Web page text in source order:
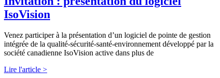
IsoVision
Venez participer à la présentation d’un logiciel de pointe de gestion
intégrée de la qualité-sécurité-santé-environnement développé par la
société canadienne IsoVision active dans plus de
Lire l'article >